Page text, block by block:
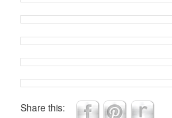
Share this: